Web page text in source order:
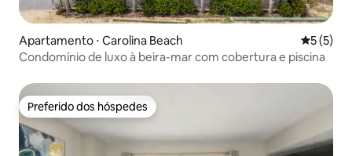
Apartamento ⋅ Carolina Beach 5 de
5 (5)
Condomínio de luxo à beira-mar com cobertura e piscina
Preferido dos hóspedes
Preferido dos hóspedes